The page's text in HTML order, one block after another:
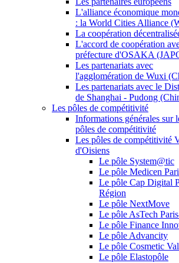
L'alliance économique
: la World Cities Alliance
La coopération
L'accord de coopération
préfecture d'OSAKA
Les partenariats avec
l'agglomération de Wuxi
Les partenariats avec le
de Shanghai - Pudong
Les pôles de compétitivité
Informations générales sur
pôles de compétitivité
Les pôles de compétitivité
d'Oisiens
Le pôle System@tic
Le pôle Medicen
Le pôle Cap Digital
Région
Le pôle NextMove
Le pôle AsTech
Le pôle Finance
Le pôle Advancity
Le pôle Cosmetic
Le pôle Elastopôle